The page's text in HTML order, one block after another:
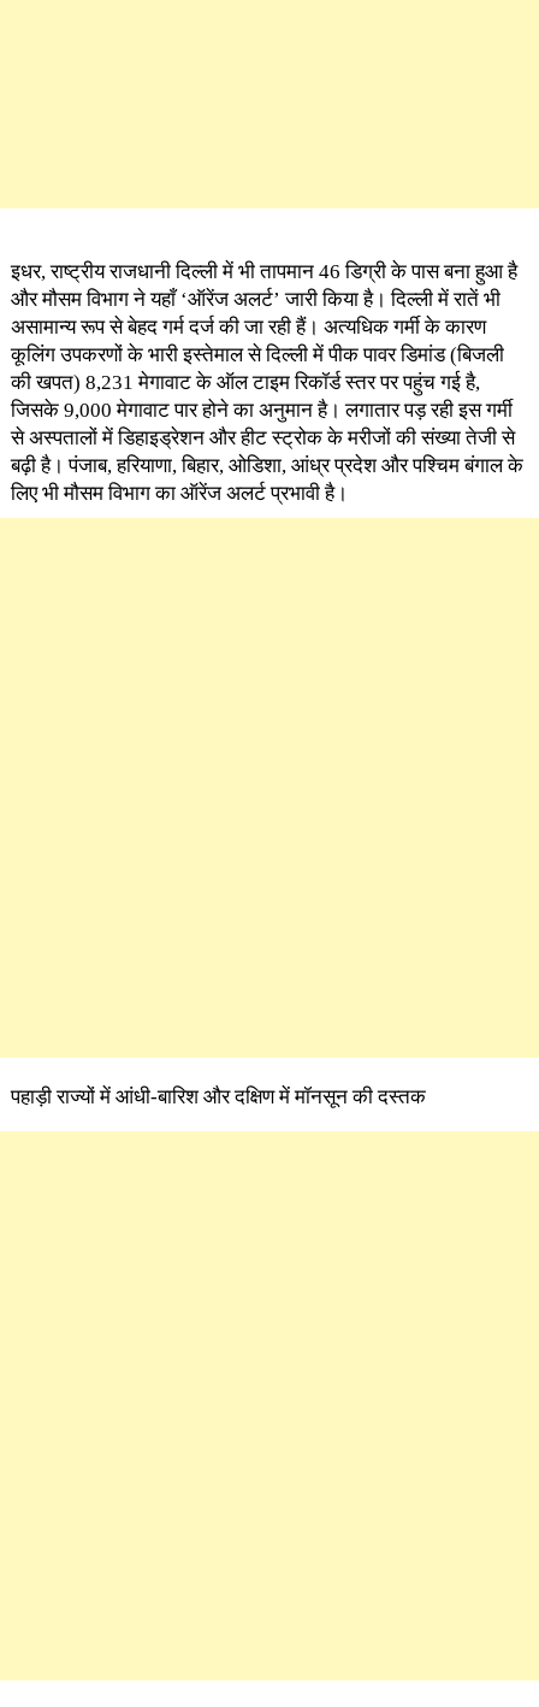
इधर, राष्ट्रीय राजधानी दिल्ली में भी तापमान 46 डिग्री के पास बना हुआ है
और मौसम विभाग ने यहाँ ‘ऑरेंज अलर्ट’ जारी किया है। दिल्ली में रातें भी
असामान्य रूप से बेहद गर्म दर्ज की जा रही हैं। अत्यधिक गर्मी के कारण
कूलिंग उपकरणों के भारी इस्तेमाल से दिल्ली में पीक पावर डिमांड (बिजली
की खपत) 8,231 मेगावाट के ऑल टाइम रिकॉर्ड स्तर पर पहुंच गई है,
जिसके 9,000 मेगावाट पार होने का अनुमान है। लगातार पड़ रही इस गर्मी
से अस्पतालों में डिहाइड्रेशन और हीट स्ट्रोक के मरीजों की संख्या तेजी से
बढ़ी है। पंजाब, हरियाणा, बिहार, ओडिशा, आंध्र प्रदेश और पश्चिम बंगाल के
लिए भी मौसम विभाग का ऑरेंज अलर्ट प्रभावी है।
पहाड़ी राज्यों में आंधी-बारिश और दक्षिण में मॉनसून की दस्तक